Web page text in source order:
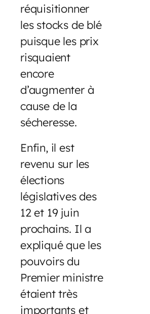
réquisitionner
les stocks de blé
puisque les prix
risquaient
encore
d’augmenter à
cause de la
sécheresse.
Enfin, il est
revenu sur les
élections
législatives des
12 et 19 juin
prochains. Il a
expliqué que les
pouvoirs du
Premier ministre
étaient très
importants et